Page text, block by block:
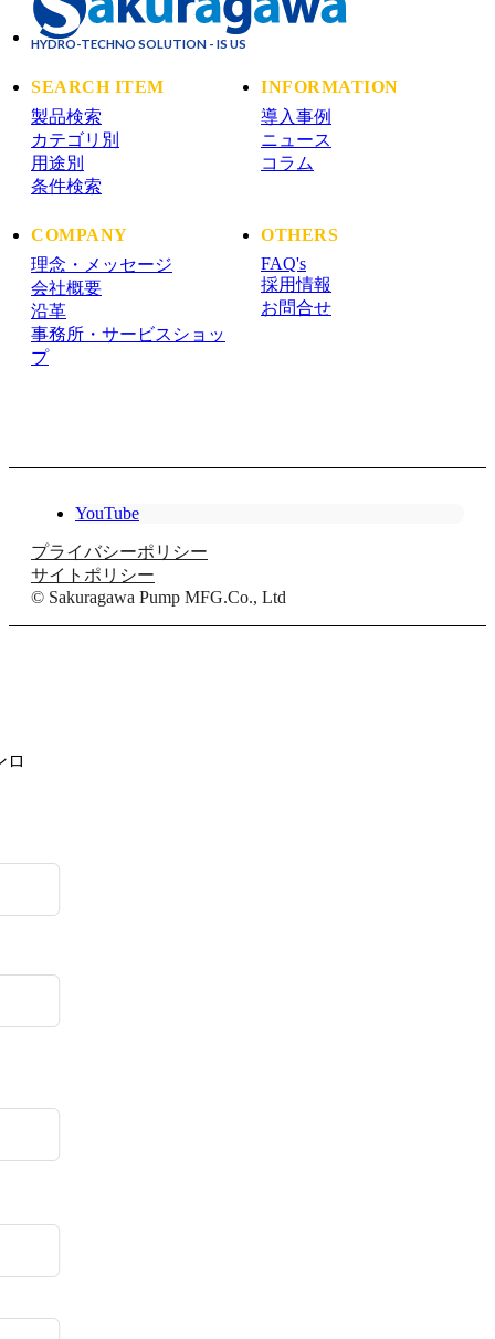
HYDRO-TECHNO SOLUTION - IS US
SEARCH ITEM
製品検索
カテゴリ別
用途別
条件検索
INFORMATION
導入事例
ニュース
コラム
COMPANY
理念・メッセージ
会社概要
沿革
事務所・サービスショッ
プ
OTHERS
FAQ's
採用情報
お問合せ
YouTube
プライバシーポリシー
サイトポリシー
© Sakuragawa Pump MFG.Co., Ltd
ロ